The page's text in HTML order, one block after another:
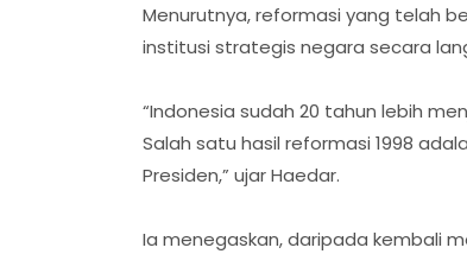
Menurutnya, reformasi yang telah
institusi strategis negara secara
“Indonesia sudah 20 tahun lebih
Salah satu hasil reformasi 1998
Presiden,” ujar Haedar.
Ia menegaskan, daripada kembali